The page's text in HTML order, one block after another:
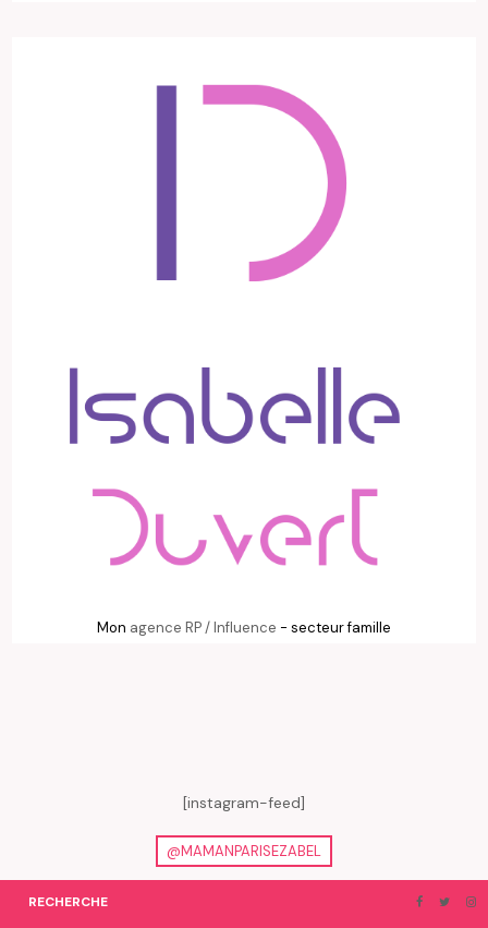
Mon agence RP / Influence - secteur famille
[instagram-feed]
@MAMANPARISEZABEL
RECHERCHE